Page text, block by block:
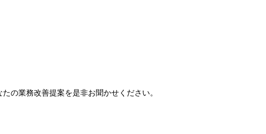
の業務改善提案を是非お聞かせください。